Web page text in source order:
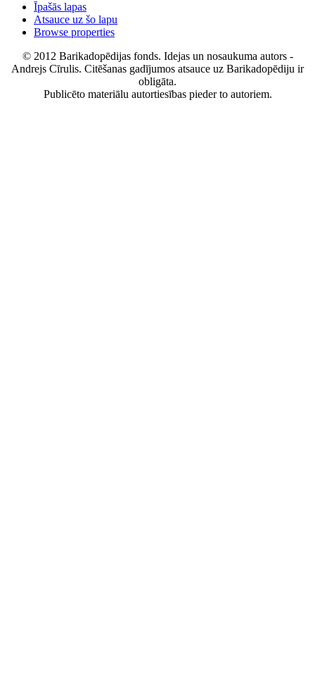
Īpašās lapas
Atsauce uz šo lapu
Browse properties
© 2012 Barikadopēdijas fonds. Idejas un nosaukuma autors -
Andrejs Cīrulis. Citēšanas gadījumos atsauce uz Barikadopēdiju ir
obligāta.
Publicēto materiālu autortiesības pieder to autoriem.